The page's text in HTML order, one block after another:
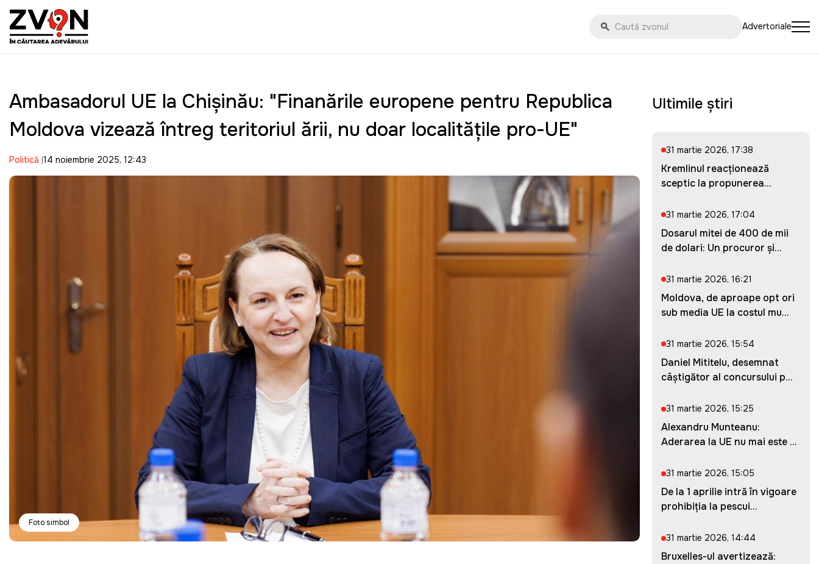
Advertoriale
Ambasadorul UE la Chișinău: "Finanțările europene pentru Republica
Moldova vizează întreg teritoriul țării, nu doar localitățile pro-UE"
Politică 14 noiembrie 2025, 12:43
Foto simbol
Ultimile știri
31 martie 2026, 17:38
Kremlinul reacționează
sceptic la propunerea
31 martie 2026, 17:04
Dosarul mitei de 400 de mii
de dolari: Un procuror și...
31 martie 2026, 16:21
Moldova, de aproape opt ori
sub media UE la costul mu...
31 martie 2026, 15:54
Daniel Mititelu, desemnat
câștigător al concursului p...
31 martie 2026, 15:25
Alexandru Munteanu:
Aderarea la UE nu mai este o
31 martie 2026, 15:05
De la 1 aprilie intră în vigoare
prohibiția la pescui...
31 martie 2026, 14:44
Bruxelles-ul avertizează: